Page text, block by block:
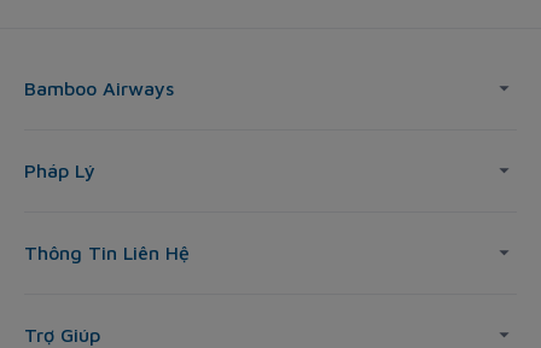
Bamboo Airways
Pháp Lý
Thông Tin Liên Hệ
Trợ Giúp